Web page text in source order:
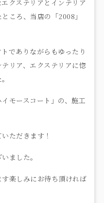
クステリアとインテリア
ころ、当店の「2008」
でありながらもゆったり
リア、エクステリアに惚
モースコート」の、施工
ただきます！
ました。
楽しみにお待ち頂ければ